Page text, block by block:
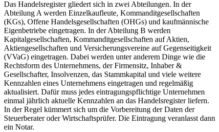
Das Handelsregister gliedert sich in zwei Abteilungen. In der
Abteilung A werden Einzelkaufleute, Kommanditgesellschaften
(KGs), Offene Handelsgesellschaften (OHGs) und kaufmännische
Eigenbetriebe eingetragen. In der Abteilung B werden
Kapitalgesellschaften, Kommanditgesellschaften auf Aktien,
Aktiengesellschaften und Versicherungsvereine auf Gegenseitigkeit
(VVaG) eingetragen. Dabei werden unter anderem Dinge wie die
Rechtsform des Unternehmens, der Firmensitz, Inhaber &
Gesellschafter, Insolvenzen, das Stammkapital und viele weitere
Kennzahlen eines Unternehmens eingetragen und regelmäßig
aktualisiert. Dafür muss jedes eintragungspflichtige Unternehmen
einmal jährlich aktuelle Kennzahlen an das Handelsregister liefern.
In der Regel kümmert sich um die Vorbereitung der Daten der
Steuerberater oder Wirtschaftsprüfer. Die Eintragung veranlasst dann
ein Notar.